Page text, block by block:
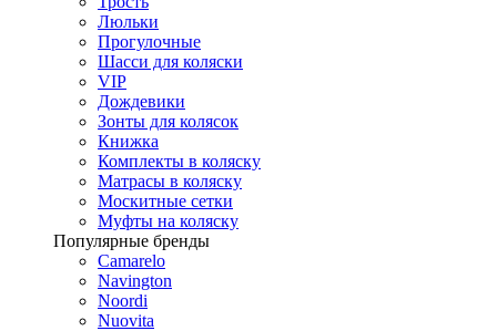
Люльки
Прогулочные
Шасси для коляски
VIP
Дождевики
Зонты для колясок
Книжка
Комплекты в коляску
Матрасы в коляску
Москитные сетки
Муфты на коляску
Популярные бренды
Camarelo
Navington
Noordi
Nuovita